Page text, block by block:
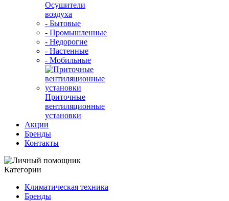
Осушители
воздуха
- Бытовые
- Промышленные
- Недорогие
- Настенные
- Мобильные
Приточные
вентиляционные
установки
Акции
Бренды
Контакты
Категории
Климатическая техника
Бренды